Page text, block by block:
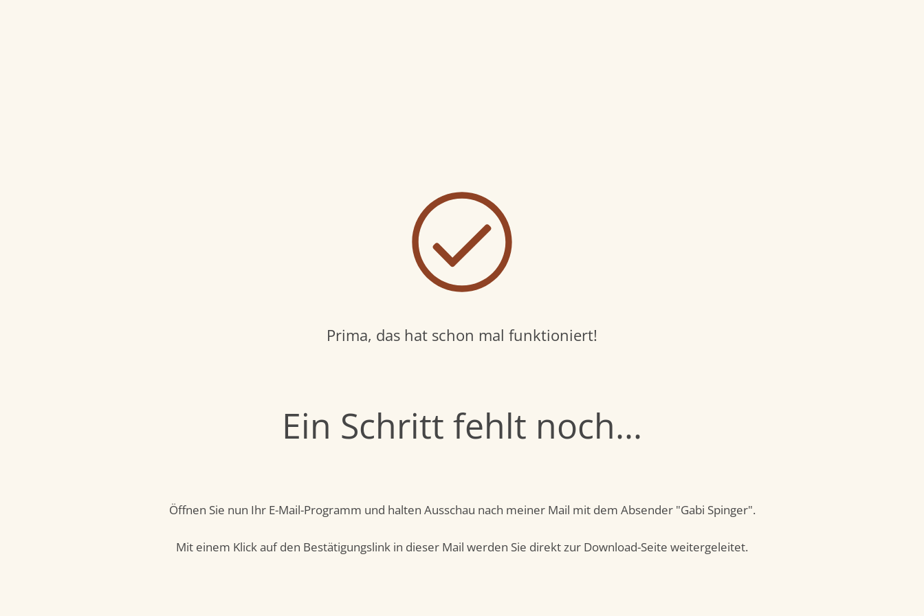
Prima, das hat schon mal funktioniert!
Ein Schritt fehlt noch...
Öffnen Sie nun Ihr E-Mail-Programm und halten Ausschau nach meiner Mail mit dem Absender "Gabi Spinger".
Mit einem Klick auf den Bestätigungslink in dieser Mail werden Sie direkt zur Download-Seite weitergeleitet.